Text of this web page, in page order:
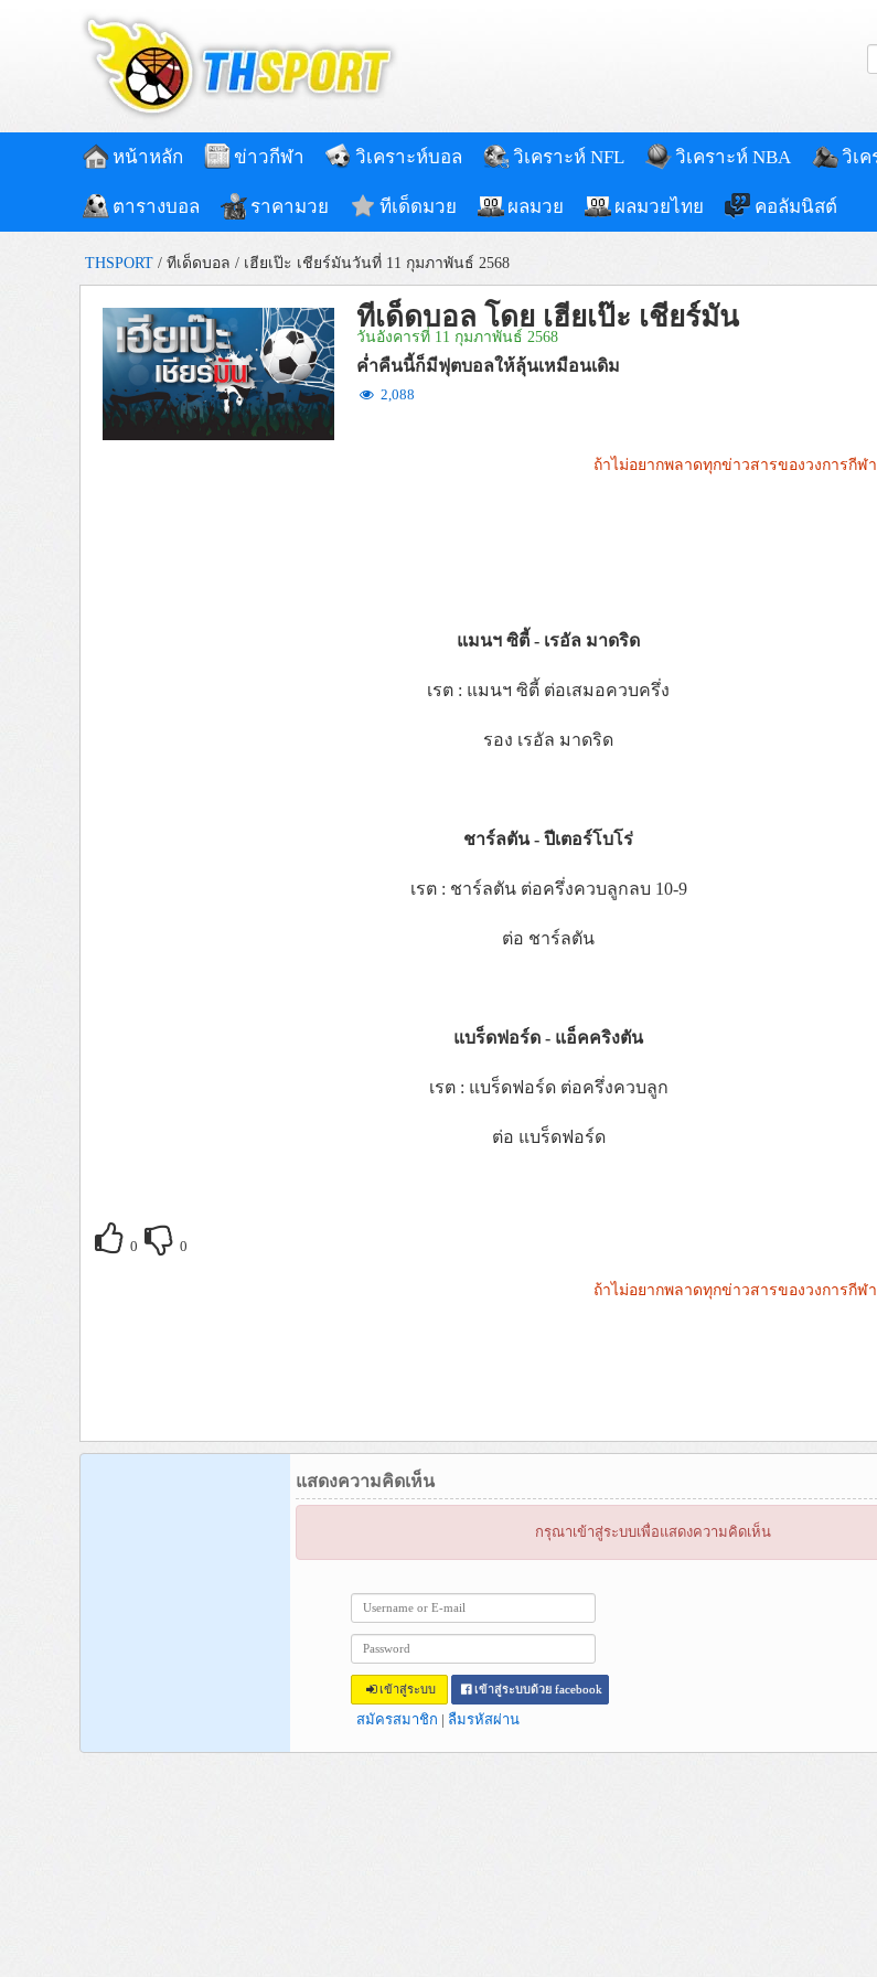
หน้าหลัก ข่าวกีฬา วิเคราะห์บอล วิเคราะห์ NFL วิเคราะห์ NBA วิเ
ตารางบอล ราคามวย ทีเด็ดมวย ผลมวย ผลมวยไทย คอลัมนิสต์
THSPORT / ทีเด็ดบอล / เฮียเป๊ะ เชียร์มันวันที่ 11 กุมภาพันธ์ 2568
ทีเด็ดบอล โดย เฮียเป๊ะ เชียร์มัน
วันอังคารที่ 11 กุมภาพันธ์ 2568
ค่ำคืนนี้ก็มีฟุตบอลให้ลุ้นเหมือนเดิม
2,088
ถ้าไม่อยากพลาดทุกข่าวสารของวงการกีฬ
แมนฯ ซิตี้ - เรอัล มาดริด
เรต : แมนฯ ซิตี้ ต่อเสมอควบครึ่ง
รอง เรอัล มาดริด
ชาร์ลตัน - ปีเตอร์โบโร่
เรต : ชาร์ลตัน ต่อครึ่งควบลูกลบ 10-9
ต่อ ชาร์ลตัน
แบร็ดฟอร์ด - แอ็คคริงตัน
เรต : แบร็ดฟอร์ด ต่อครึ่งควบลูก
ต่อ แบร็ดฟอร์ด
0 0
ถ้าไม่อยากพลาดทุกข่าวสารของวงการกีฬ
แสดงความคิดเห็น
กรุณาเข้าสู่ระบบเพื่อแสดงความคิดเห็น
เข้าสู่ระบบ เข้าสู่ระบบด้วย facebook
สมัครสมาชิก | ลืมรหัสผ่าน